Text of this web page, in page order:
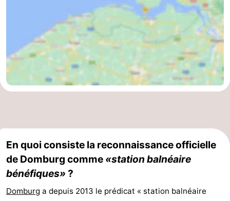
En quoi consiste la reconnaissance officielle
de Domburg comme «station balnéaire
bénéfiques» ?
Domburg a depuis 2013 le prédicat « station balnéaire